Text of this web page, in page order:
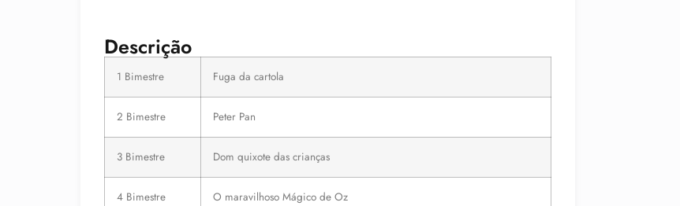
Descrição
1 Bimestre Fuga da cartola
2 Bimestre Peter Pan
3 Bimestre Dom quixote das crianças
4 Bimestre O maravilhoso Mágico de Oz